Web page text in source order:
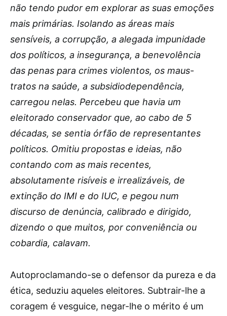
não tendo pudor em explorar as suas emoções
mais primárias. Isolando as áreas mais
sensíveis, a corrupção, a alegada impunidade
dos políticos, a insegurança, a benevolência
das penas para crimes violentos, os maus-
tratos na saúde, a subsidiodependência,
carregou nelas. Percebeu que havia um
eleitorado conservador que, ao cabo de 5
décadas, se sentia órfão de representantes
políticos. Omitiu propostas e ideias, não
contando com as mais recentes,
absolutamente risíveis e irrealizáveis, de
extinção do IMI e do IUC, e pegou num
discurso de denúncia, calibrado e dirigido,
dizendo o que muitos, por conveniência ou
cobardia, calavam.
Autoproclamando-se o defensor da pureza e da
ética, seduziu aqueles eleitores. Subtrair-lhe a
coragem é vesguice, negar-lhe o mérito é um